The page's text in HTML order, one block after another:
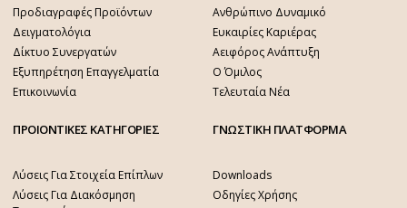
Προδιαγραφές Προϊόντων
Δειγματολόγια
Δίκτυο Συνεργατών
Εξυπηρέτηση Επαγγελματία
Επικοινωνία
Ανθρώπινο Δυναμικό
Ευκαιρίες Καριέρας
Αειφόρος Ανάπτυξη
Ο Όμιλος
Τελευταία Νέα
ΠΡΟΙΟΝΤΙΚΕΣ ΚΑΤΗΓΟΡΙΕΣ
Λύσεις Για Στοιχεία Επίπλων
Λύσεις Για Διακόσμηση
ΓΝΩΣΤΙΚΗ ΠΛΑΤΦΟΡΜΑ
Downloads
Οδηγίες Χρήσης